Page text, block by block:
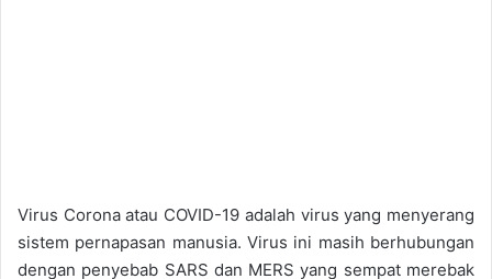
Virus Corona atau COVID-19 adalah virus yang menyerang
sistem pernapasan manusia. Virus ini masih berhubungan
dengan penyebab SARS dan MERS yang sempat merebak